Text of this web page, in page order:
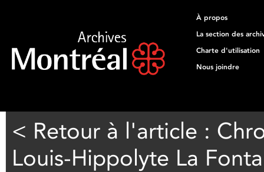
À propos
La section des
Charte d'utilisation
Nous joindre
< Retour à l'article :
Louis-Hippolyte La